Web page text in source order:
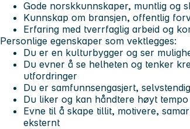
Gode norskkunnskaper, muntlig og
Kunnskap om bransjen, offentlig
Erfaring med tverrfaglig arbeid og
Personlige egenskaper som vektlegges:
Du er en kulturbygger og ser
Du evner å se helheten og tenker
utfordringer
Du er samfunnsengasjert,
Du liker og kan håndtere høyt
Evne til å skape tillit, motivere,
eksternt